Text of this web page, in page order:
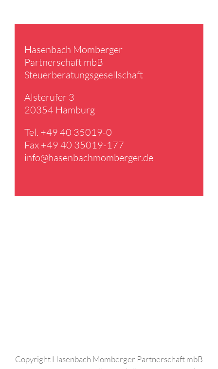
Hasen­bach Momberger
Partner­schaft mbB
Steuer­be­ra­tungs­ge­sell­schaft
Alster­ufer 3
20354 Hamburg
Tel. +49 40 35019-0
Fax +49 40 35019-177
info@​hasenbachmomberger.​de
Copyright Hasenbach Momberger Partnerschaft mbB